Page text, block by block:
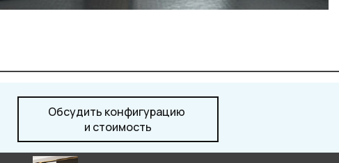
Обсудить конфигурацию
и стоимость